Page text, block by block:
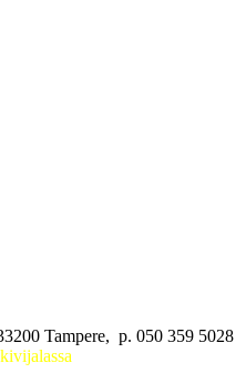
Tampere, p. 050 359 5028